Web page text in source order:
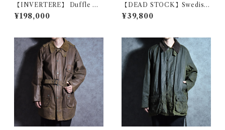
【INVERTERE】 Duffle Co
at Fabric by Joshua Ellis イ
ンバーティア ダッフルコート
¥198,000
【DEAD STOCK】Swedish
Army M59 Field Coat & Bo
a Liner スウェーデン軍 フィ
¥39,800